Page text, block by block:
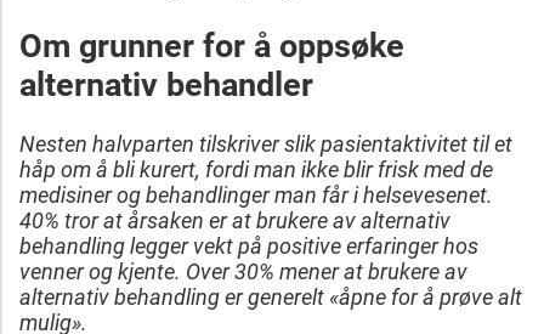
Om grunner for å oppsøke
alternativ behandler
Nesten halvparten tilskriver slik pasientaktivitet til et
håp om å bli kurert, fordi man ikke blir frisk med de
medisiner og behandlinger man får i helsevesenet.
40% tror at årsaken er at brukere av alternativ
behandling legger vekt på positive erfaringer hos
venner og kjente. Over 30% mener at brukere av
alternativ behandling er generelt «åpne for å prøve alt
mulig».